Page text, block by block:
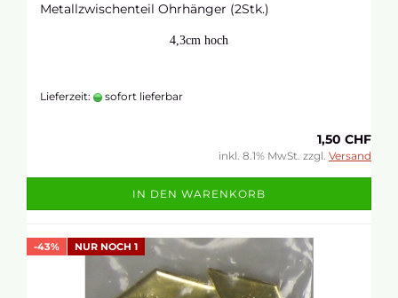
Metallzwischenteil Ohrhänger (2Stk.)
4,3cm hoch
Lieferzeit: sofort lieferbar
1,50 CHF
inkl. 8.1% MwSt. zzgl. Versand
IN DEN WARENKORB
-43% NUR NOCH 1